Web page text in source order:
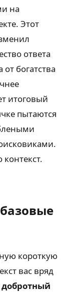
на
Этот
ответа
богатства
итоговый
пытаются
короткую
вас вряд
добротный